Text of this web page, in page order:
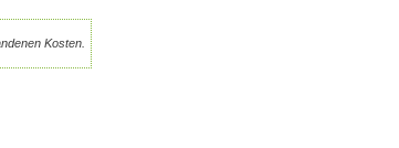
Kosten.